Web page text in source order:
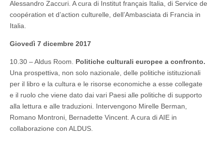
Alessandro Zaccuri. A cura di Institut français Italia, di Service de
coopération et d’action culturelle, dell’Ambasciata di Francia in
Italia.
Giovedì 7 dicembre 2017
10.30 – Aldus Room. Politiche culturali europee a confronto.
Una prospettiva, non solo nazionale, delle politiche istituzionali
per il libro e la cultura e le risorse economiche a esse collegate
e il ruolo che viene dato dai vari Paesi alle politiche di supporto
alla lettura e alle traduzioni. Intervengono Mirelle Berman,
Romano Montroni, Bernadette Vincent. A cura di AIE in
collaborazione con ALDUS.